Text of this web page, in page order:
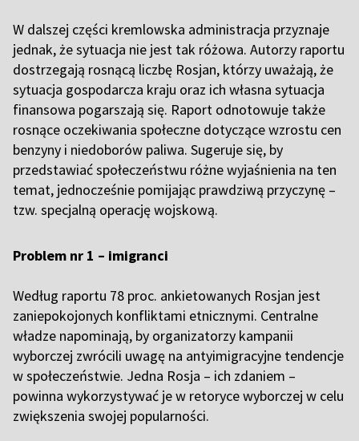
W dalszej części kremlowska administracja przyznaje
jednak, że sytuacja nie jest tak różowa. Autorzy raportu
dostrzegają rosnącą liczbę Rosjan, którzy uważają, że
sytuacja gospodarcza kraju oraz ich własna sytuacja
finansowa pogarszają się. Raport odnotowuje także
rosnące oczekiwania społeczne dotyczące wzrostu cen
benzyny i niedoborów paliwa. Sugeruje się, by
przedstawiać społeczeństwu różne wyjaśnienia na ten
temat, jednocześnie pomijając prawdziwą przyczynę –
tzw. specjalną operację wojskową.
Problem nr 1 – imigranci
Według raportu 78 proc. ankietowanych Rosjan jest
zaniepokojonych konfliktami etnicznymi. Centralne
władze napominają, by organizatorzy kampanii
wyborczej zwrócili uwagę na antyimigracyjne tendencje
w społeczeństwie. Jedna Rosja – ich zdaniem –
powinna wykorzystywać je w retoryce wyborczej w celu
zwiększenia swojej popularności.